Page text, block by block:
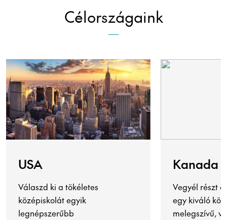
Célországaink
USA
Válaszd ki a tökéletes
középiskolát egyik
legnépszerűbb
Kanada
Vegyél részt
egy kiváló
melegszívű,